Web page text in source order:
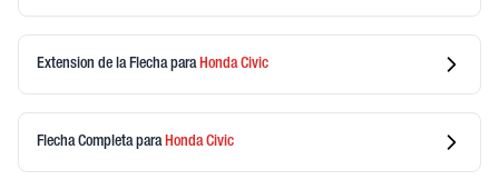
Extension de la Flechapara HondaCivic
Flecha Completapara HondaCivic